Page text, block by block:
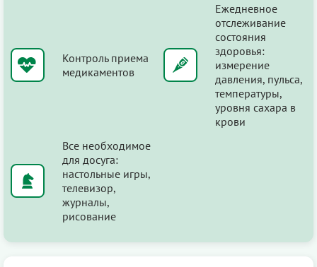
Контроль приема
медикаментов
Ежедневное
отслеживание
состояния
здоровья:
измерение
давления, пульса,
температуры,
уровня сахара в
крови
Все необходимое
для досуга:
настольные игры,
телевизор,
журналы,
рисование